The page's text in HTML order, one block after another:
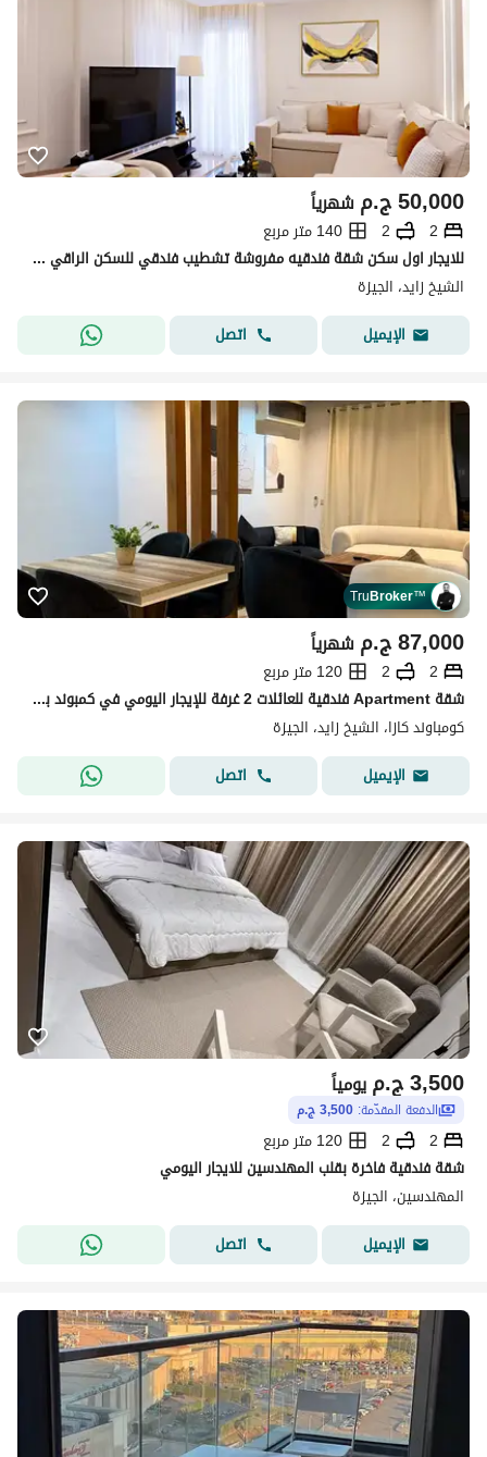
ج.م50,000 شهرياً
2
2
140 متر مربع
للايجار اول سكن شقة فندقيه مفروشة تشطيب فندقي للسكن الراقي والمميز
الشيخ زايد، الجيزة
الإيميل
اتصل
TruBroker™
ج.م87,000 شهرياً
2
2
120 متر مربع
شقة Apartment فندقية للعائلات 2 غرفة للإيجار اليومي في كمبوند بيفرلي هيلز Beverly Hills – الشيخ زايد
كومباوند كازا، الشيخ زايد، الجيزة
الإيميل
اتصل
ج.م3,500 يومياً
الدفعة المقدّمة: 3,500 ج.م
2
2
120 متر مربع
شقة فندقية فاخرة بقلب المهندسين للايجار اليومي
المهندسين، الجيزة
الإيميل
اتصل